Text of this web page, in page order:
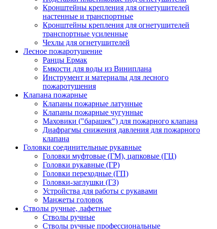
Кронштейны крепления для огнетушителей
настенные и транспортные
Кронштейны крепления для огнетушителей
транспортные усиленные
Чехлы для огнетушителей
Лесное пожаротушение
Ранцы Ермак
Емкости для воды из Виниплана
Инструмент и материалы для лесного
пожаротушения
Клапана пожарные
Клапаны пожарные латунные
Клапаны пожарные чугунные
Маховики ("барашек") для пожарного клапана
Диафрагмы снижения давления для пожарного
клапана
Головки соединительные рукавные
Головки муфтовые (ГМ), цапковые (ГЦ)
Головки рукавные (ГР)
Головки переходные (ГП)
Головки-заглушки (ГЗ)
Устройства для работы с рукавами
Манжеты головок
Стволы ручные, лафетные
Стволы ручные
Стволы ручные профессиональные